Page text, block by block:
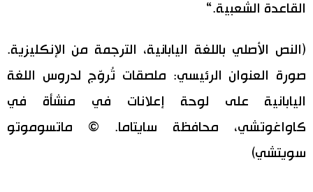
القاعدة الشعبية.“
(النص الأصلي باللغة اليابانية، الترجمة من الإنكليزية.
صورة العنوان الرئيسي: ملصقات تُروّج لدروس اللغة
اليابانية على لوحة إعلانات في منشأة في
كاواغوتشي، محافظة سايتاما. © ماتسوموتو
سويتشي)